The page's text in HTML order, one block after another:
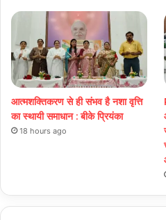
आत्मशक्तिकरण से ही संभव है नशा वृत्ति
का स्थायी समाधान : बीके प्रियंका
18 hours ago